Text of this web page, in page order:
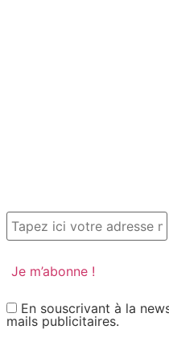
En souscrivant à la
mails publicitaires.